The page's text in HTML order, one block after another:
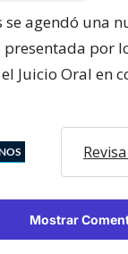
agendó una
por
Juicio Oral en
Mostrar